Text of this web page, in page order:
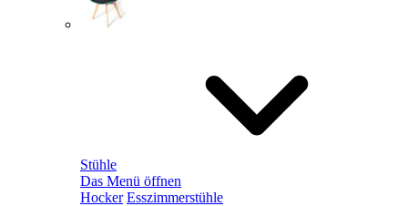
Stühle
Das Menü öffnen
Hocker Esszimmerstühle